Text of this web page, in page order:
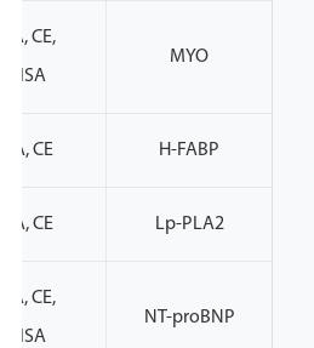
MYO
CE,
H-FABP
CE
Lp-PLA2
CE
NT-proBNP
CE,